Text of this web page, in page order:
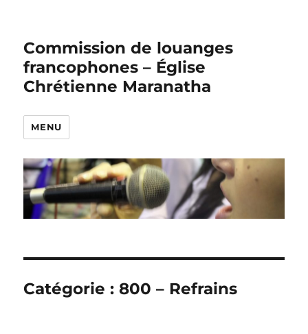
Commission de louanges
francophones – Église
Chrétienne Maranatha
MENU
Catégorie :800 – Refrains